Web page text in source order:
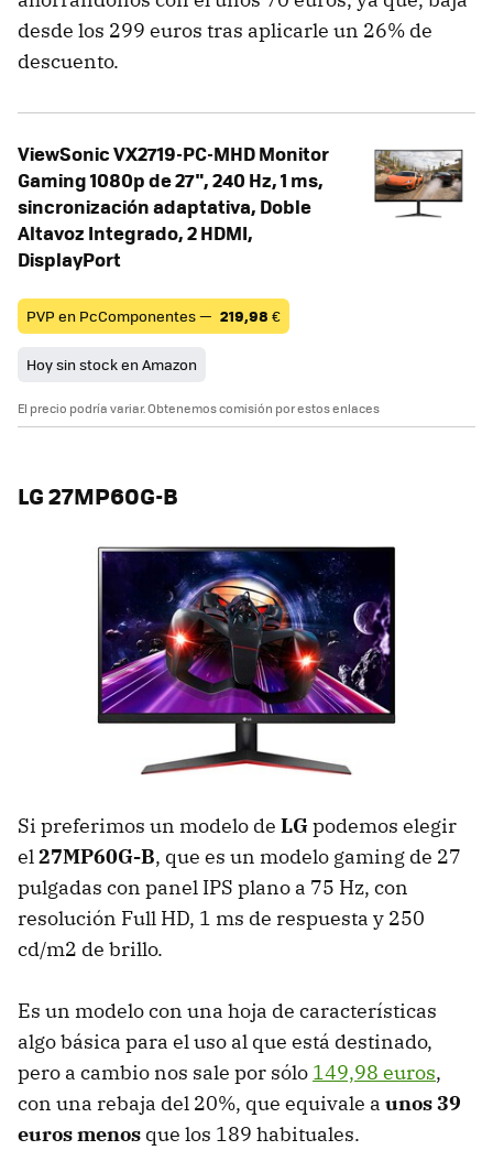
desde los 299 euros tras aplicarle un 26% de
descuento.
ViewSonic VX2719-PC-MHD Monitor
Gaming 1080p de 27", 240 Hz, 1 ms,
sincronización adaptativa, Doble
Altavoz Integrado, 2 HDMI,
DisplayPort
PVP en PcComponentes — 219,98 €
Hoy sin stock en Amazon
El precio podría variar. Obtenemos comisión por estos enlaces
LG 27MP60G-B
Si preferimos un modelo de LGpodemos elegir
el27MP60G-B, que es un modelo gaming de 27
pulgadas con panel IPS plano a 75 Hz, con
resolución Full HD, 1 ms de respuesta y 250
cd/m2 de brillo.
Es un modelo con una hoja de características
algo básica para el uso al que está destinado,
pero a cambio nos sale por sólo 149,98 euros,
con una rebaja del 20%, que equivale a unos 39
euros menos que los 189 habituales.